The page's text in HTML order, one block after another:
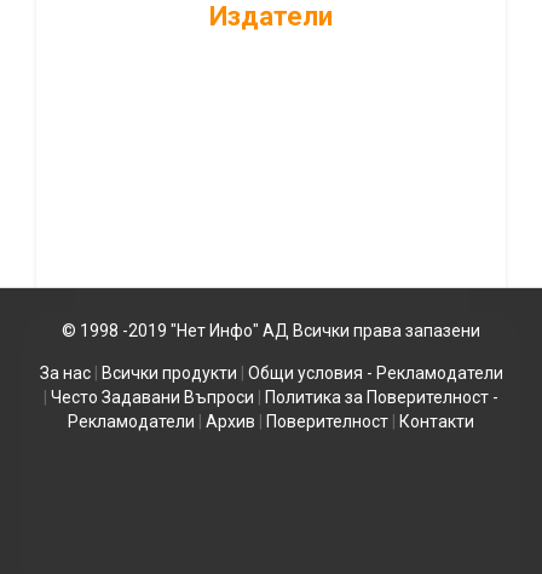
Издатели
© 1998 -2019 "Нет Инфо" АД Всички права запазени
За нас| Всички продукти
Общи условия - Рекламодатели
Често Задавани Въпроси
Политика за Поверителност -
Рекламодатели
Архив Поверителност Контакти